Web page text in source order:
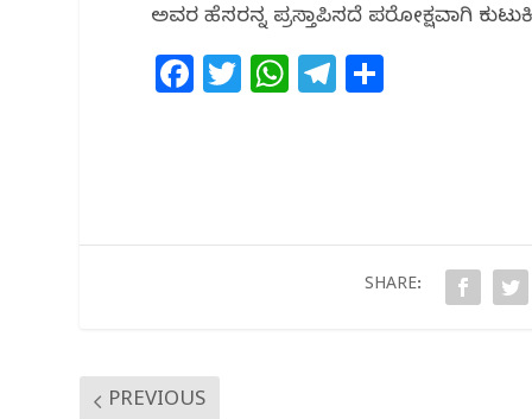
ಅವರ ಹೆಸರನ್ನ ಪ್ರಸ್ತಾಪಿಸದೆ ಪರೋಕ್ಷವಾಗಿ
F
o
T W
p
T
mSHARE:
PREVIOUS